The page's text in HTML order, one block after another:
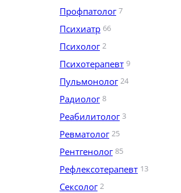
Профпатолог 7
Психиатр 66
Психолог 2
Психотерапевт 9
Пульмонолог 24
Радиолог 8
Реабилитолог 3
Ревматолог 25
Рентгенолог 85
Рефлексотерапевт 13
Сексолог 2